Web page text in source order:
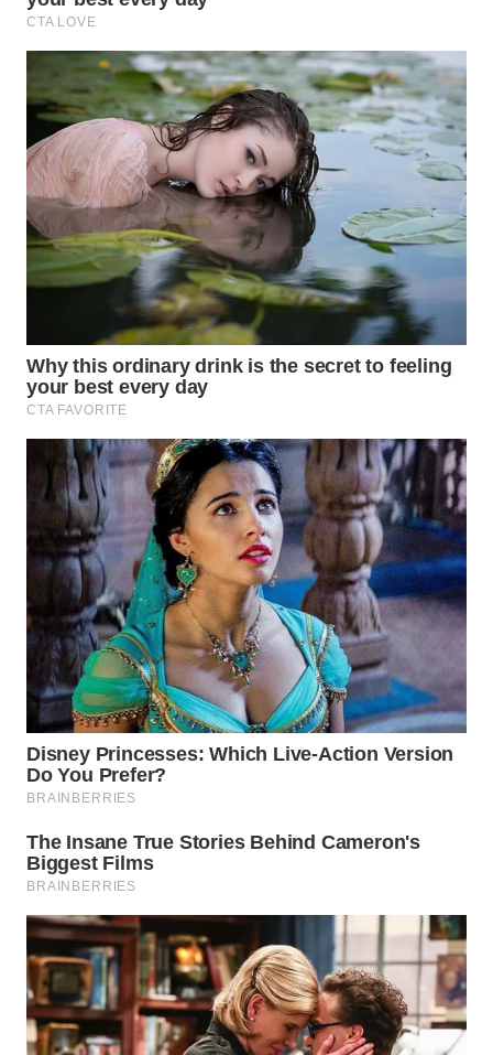
WN
BEKASI
WN
BOGOR
WN
DEPOK
WN
TAPANULI
WN
SAMOSIR
WN
PADANG
LAWAS
WN
SUMEDANG
WN
CIANJUR
WN
KEPULAUAN
SERIBU
TANGERANG
WN
BINJAI
WN
CIREBON